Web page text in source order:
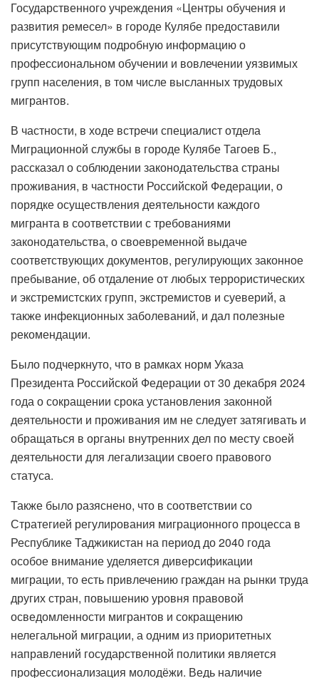
Государственного учреждения «Центры обучения и
развития ремесел» в городе Кулябе предоставили
присутствующим подробную информацию о
профессиональном обучении и вовлечении уязвимых
групп населения, в том числе высланных трудовых
мигрантов.
В частности, в ходе встречи специалист отдела
Миграционной службы в городе Кулябе Тагоев Б.,
рассказал о соблюдении законодательства страны
проживания, в частности Российской Федерации, о
порядке осуществления деятельности каждого
мигранта в соответствии с требованиями
законодательства, о своевременной выдаче
соответствующих документов, регулирующих законное
пребывание, об отдаление от любых террористических
и экстремистских групп, экстремистов и суеверий, а
также инфекционных заболеваний, и дал полезные
рекомендации.
Было подчеркнуто, что в рамках норм Указа
Президента Российской Федерации от 30 декабря 2024
года о сокращении срока установления законной
деятельности и проживания им не следует затягивать и
обращаться в органы внутренних дел по месту своей
деятельности для легализации своего правового
статуса.
Также было разяснено, что в соответствии со
Стратегией регулирования миграционного процесса в
Республике Таджикистан на период до 2040 года
особое внимание уделяется диверсификации
миграции, то есть привлечению граждан на рынки труда
других стран, повышению уровня правовой
осведомленности мигрантов и сокращению
нелегальной миграции, а одним из приоритетных
направлений государственной политики является
профессионализация молодёжи. Ведь наличие